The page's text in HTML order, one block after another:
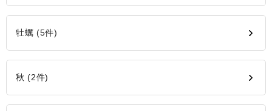
牡蠣 (5件)
秋 (2件)